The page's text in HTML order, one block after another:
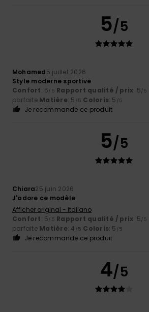
5/5
Mohamed5 juillet 2026
Style moderne sportive
Confort: 5/5 Rapport qualité / prix: 5/5
parfaite Matière: 5 /5 Coloris: 5 /5
Je recommande ce produit
5/5
Chiara25 juin 2026
J'adore ce modèle
Afficher original - Italiano
Confort: 5/5 Rapport qualité / prix: 5/5
parfaite Matière: 4 /5 Coloris: 5 /5
Je recommande ce produit
4/5